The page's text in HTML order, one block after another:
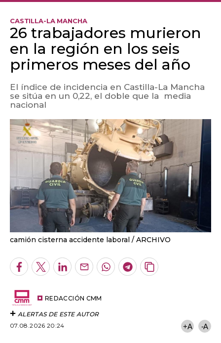
CASTILLA-LA MANCHA
26 trabajadores murieron
en la región en los seis
primeros meses del año
El índice de incidencia en Castilla-La Mancha
se sitúa en un 0,22, el doble que la media
nacional
camión cisterna accidente laboral ARCHIVO
Facebook
TwitterLinkedInEnviarWhatsapp
Telegram
Copiar
REDACCIÓN CMM
ALERTAS DE ESTE AUTOR
07.08.2026 20:24
+A -A